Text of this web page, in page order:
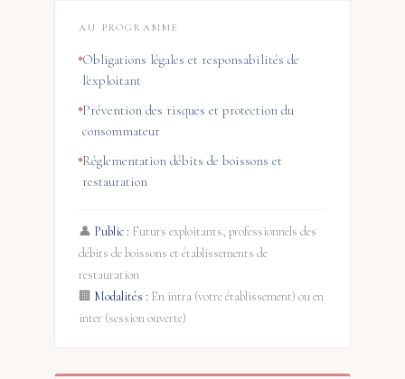
AU PROGRAMME
Obligations légales et responsabilités de
l'exploitant
Prévention des risques et protection du
consommateur
Réglementation débits de boissons et
restauration
👤 Public : Futurs exploitants, professionnels des
débits de boissons et établissements de
restauration
🏢 Modalités : En intra (votre établissement) ou en
inter (session ouverte)